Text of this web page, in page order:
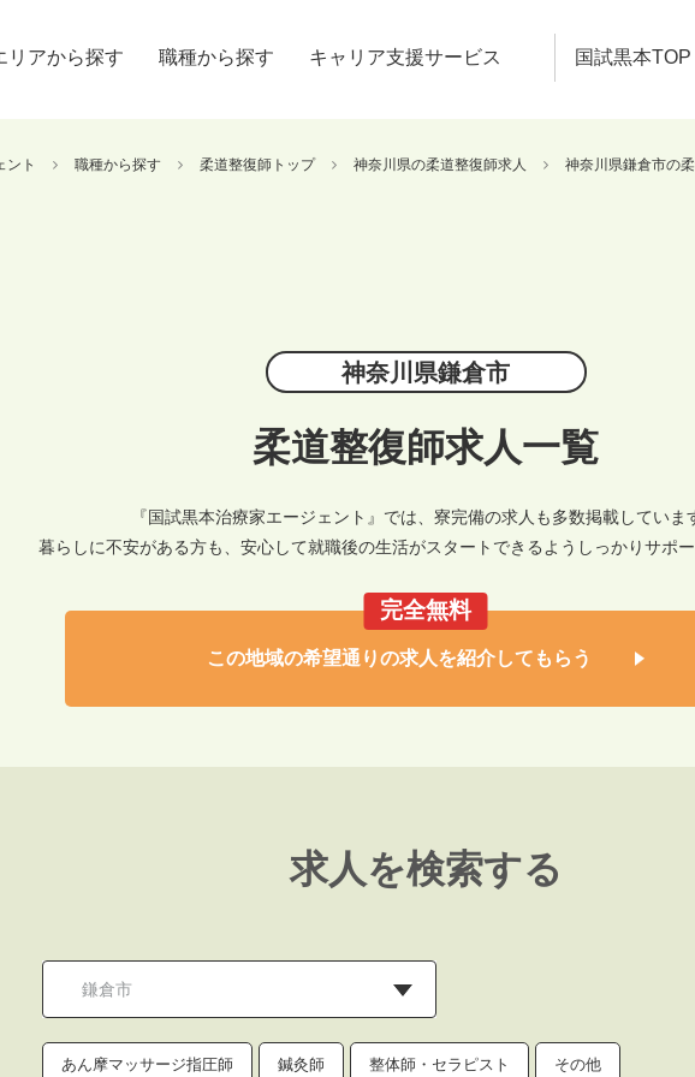
リアから探す 職種から探す キャリア支援サービス 国試黒本TOP
ント 職種から探す 柔道整復師トップ 神奈川県の柔道整復師求人 神奈川県鎌倉市の
神奈川県鎌倉市
柔道整復師求人一覧
『国試黒本治療家エージェント』では、寮完備の求人も多数掲載していま
暮らしに不安がある方も、安心して就職後の生活がスタートできるようしっかりサポー
完全無料
この地域の希望通りの求人を紹介してもらう
求人を検索する
あん摩マッサージ指圧師 鍼灸師 整体師・セラピスト その他